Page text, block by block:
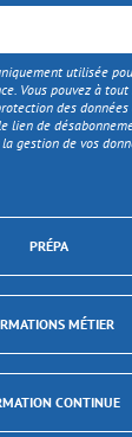
utilisée
Vous pouvez à
des données
lien de
gestion de vos
PRÉPA
MÉTIER
CONTINUE